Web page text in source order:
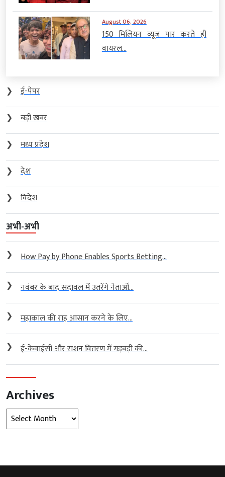
August 06, 2026
150 मिलियन व्यूज पार करते ही
वायरल...
❯
ई-पेपर
❯
बड़ी खबर
❯
मध्य प्रदेश
❯
देश
❯
विदेश
अभी-अभी
❯ How Pay by Phone Enables Sports Betting...
❯ नवंबर के बाद सदावल में उतरेंगे नेताओं...
❯ महाकाल की राह आसान करने के लिए...
❯ ई-केवाईसी और राशन वितरण में गड़बड़ी की...
Archives
Archives